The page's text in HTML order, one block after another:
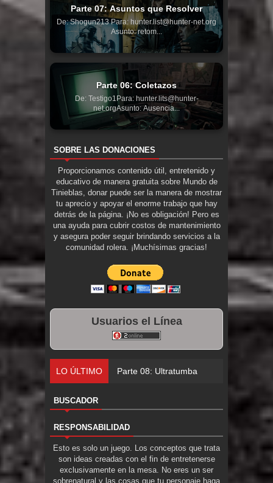
Parte 07: Asuntos que Resolver
De: Shogun213 Para: hunter.list@hunter-net.org
Asunto: retom...
Parte 06: Coletazos
De: Testigo1Para: hunter.lits@hunter-
net.orgAsunto: Ausencia...
SOBRE LAS DONACIONES
Proporcionamos contenido útil, entretenido y
educativo de manera gratuita sobre Mundo de
Tinieblas, donar puede ser la manera de mostrar
tu aprecio y apoyar el enorme trabajo que hay
detrás de la página. ¡No es obligación! Pero es
una ayuda para cubrir costos de mantenimiento
y asegura poder seguir brindando servicios a la
comunidad rolera. ¡Muchísimas gracias!
Usuarios el Línea
LO ÚLTIMO Parte 08: Ultratumba
BUSCADOR
RESPONSABILIDAD
Esto es solo un juego. Los conceptos que trata
son ideas creadas con el fin de entretenerse
exclusivamente en la mesa. No eres un ser
sobrenatural y las cosas que tu personaje haga